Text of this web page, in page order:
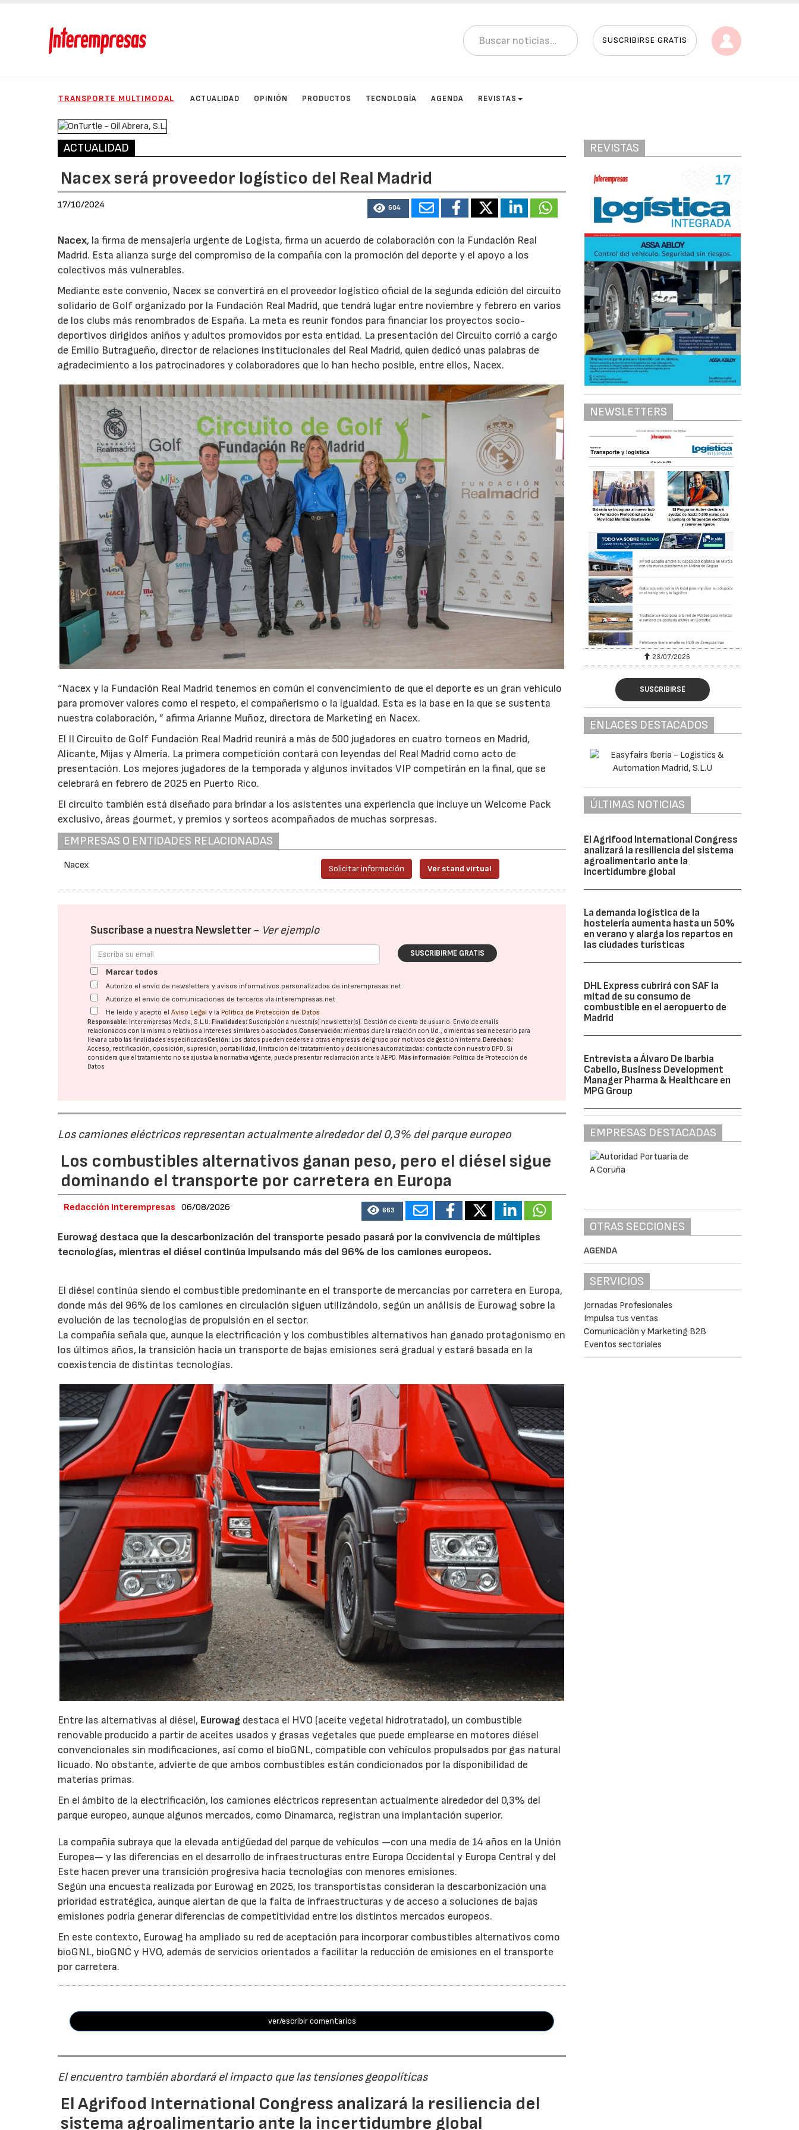
SUSCRIBIRSE GRATIS
TRANSPORTE MULTIMODAL ACTUALIDAD OPINIÓN PRODUCTOS TECNOLOGÍA AGENDA REVISTAS
ACTUALIDAD
Nacex será proveedor logístico del Real Madrid
17/10/2024 604
Nacex, la firma de mensajería urgente de Logista, firma un acuerdo de colaboración con la Fundación Real
Madrid. Esta alianza surge del compromiso de la compañía con la promoción del deporte y el apoyo a los
colectivos más vulnerables.
Mediante este convenio, Nacex se convertirá en el proveedor logístico oficial de la segunda edición del circuito
solidario de Golf organizado por la Fundación Real Madrid, que tendrá lugar entre noviembre y febrero en varios
de los clubs más renombrados de España. La meta es reunir fondos para financiar los proyectos socio-
deportivos dirigidos aniños y adultos promovidos por esta entidad. La presentación del Circuito corrió a cargo
de Emilio Butragueño, director de relaciones institucionales del Real Madrid, quien dedicó unas palabras de
agradecimiento a los patrocinadores y colaboradores que lo han hecho posible, entre ellos, Nacex.
“Nacex y la Fundación Real Madrid tenemos en común el convencimiento de que el deporte es un gran vehículo
para promover valores como el respeto, el compañerismo o la igualdad. Esta es la base en la que se sustenta
nuestra colaboración, ” afirma Arianne Muñoz, directora de Marketing en Nacex.
El II Circuito de Golf Fundación Real Madrid reunirá a más de 500 jugadores en cuatro torneos en Madrid,
Alicante, Mijas y Almería. La primera competición contará con leyendas del Real Madrid como acto de
presentación. Los mejores jugadores de la temporada y algunos invitados VIP competirán en la final, que se
celebrará en febrero de 2025 en Puerto Rico.
El circuito también está diseñado para brindar a los asistentes una experiencia que incluye un Welcome Pack
exclusivo, áreas gourmet, y premios y sorteos acompañados de muchas sorpresas.
EMPRESAS O ENTIDADES RELACIONADAS
Nacex Solicitar información Ver stand virtual
Suscríbase a nuestra Newsletter - Ver ejemplo
SUSCRIBIRME GRATIS
Marcar todos
Autorizo el envío de newsletters y avisos informativos personalizados de interempresas.net
Autorizo el envío de comunicaciones de terceros vía interempresas.net
He leído y acepto elAviso Legal y la Política de Protección de Datos
Responsable: Interempresas Media, S.L.U.Finalidades: Suscripción a nuestra(s) newsletter(s). Gestión de cuenta de usuario. Envío de emails
relacionados con la misma o relativos a intereses similares o asociados.Conservación: mientras dure la relación con Ud., o mientras sea necesario para
llevar a cabo las finalidades especificadasCesión: Los datos pueden cederse a otras empresas del grupo por motivos de gestión interna.Derechos:
Acceso, rectificación, oposición, supresión, portabilidad, limitación del tratatamiento y decisiones automatizadas: contacte con nuestro DPD . Si
considera que el tratamiento no se ajusta a la normativa vigente, puede presentar reclamación ante laAEPD .Más información: Política de Protección de
Datos
Los camiones eléctricos representan actualmente alrededor del 0,3% del parque europeo
Los combustibles alternativos ganan peso, pero el diésel sigue
dominando el transporte por carretera en Europa
Redacción Interempresas 06/08/2026 663
Eurowag destaca que la descarbonización del transporte pesado pasará por la convivencia de múltiples
tecnologías, mientras el diésel continúa impulsando más del 96% de los camiones europeos.
El diésel continúa siendo el combustible predominante en el transporte de mercancías por carretera en Europa,
donde más del 96% de los camiones en circulación siguen utilizándolo, según un análisis de Eurowag sobre la
evolución de las tecnologías de propulsión en el sector.
La compañía señala que, aunque la electrificación y los combustibles alternativos han ganado protagonismo en
los últimos años, la transición hacia un transporte de bajas emisiones será gradual y estará basada en la
coexistencia de distintas tecnologías.
Entre las alternativas al diésel, Eurowag destaca el HVO (aceite vegetal hidrotratado), un combustible
renovable producido a partir de aceites usados y grasas vegetales que puede emplearse en motores diésel
convencionales sin modificaciones, así como el bioGNL, compatible con vehículos propulsados por gas natural
licuado. No obstante, advierte de que ambos combustibles están condicionados por la disponibilidad de
materias primas.
En el ámbito de la electrificación, los camiones eléctricos representan actualmente alrededor del 0,3% del
parque europeo, aunque algunos mercados, como Dinamarca, registran una implantación superior.
La compañía subraya que la elevada antigüedad del parque de vehículos —con una media de 14 años en la Unión
Europea— y las diferencias en el desarrollo de infraestructuras entre Europa Occidental y Europa Central y del
Este hacen prever una transición progresiva hacia tecnologías con menores emisiones.
Según una encuesta realizada por Eurowag en 2025, los transportistas consideran la descarbonización una
prioridad estratégica, aunque alertan de que la falta de infraestructuras y de acceso a soluciones de bajas
emisiones podría generar diferencias de competitividad entre los distintos mercados europeos.
En este contexto, Eurowag ha ampliado su red de aceptación para incorporar combustibles alternativos como
bioGNL, bioGNC y HVO, además de servicios orientados a facilitar la reducción de emisiones en el transporte
por carretera.
ver/escribir comentarios
El encuentro también abordará el impacto que las tensiones geopolíticas
El Agrifood International Congress analizará la resiliencia del
sistema agroalimentario ante la incertidumbre global
REVISTAS
NEWSLETTERS
23/07/2026
SUSCRIBIRSE
ENLACES DESTACADOS
ÚLTIMAS NOTICIAS
El Agrifood International Congress
analizará la resiliencia del sistema
agroalimentario ante la
incertidumbre global
La demanda logística de la
hostelería aumenta hasta un 50%
en verano y alarga los repartos en
las ciudades turísticas
DHL Express cubrirá con SAF la
mitad de su consumo de
combustible en el aeropuerto de
Madrid
Entrevista a Álvaro De Ibarbia
Cabello, Business Development
Manager Pharma & Healthcare en
MPG Group
EMPRESAS DESTACADAS
OTRAS SECCIONES
AGENDA
SERVICIOS
Jornadas Profesionales
Impulsa tus ventas
Comunicación y Marketing B2B
Eventos sectoriales